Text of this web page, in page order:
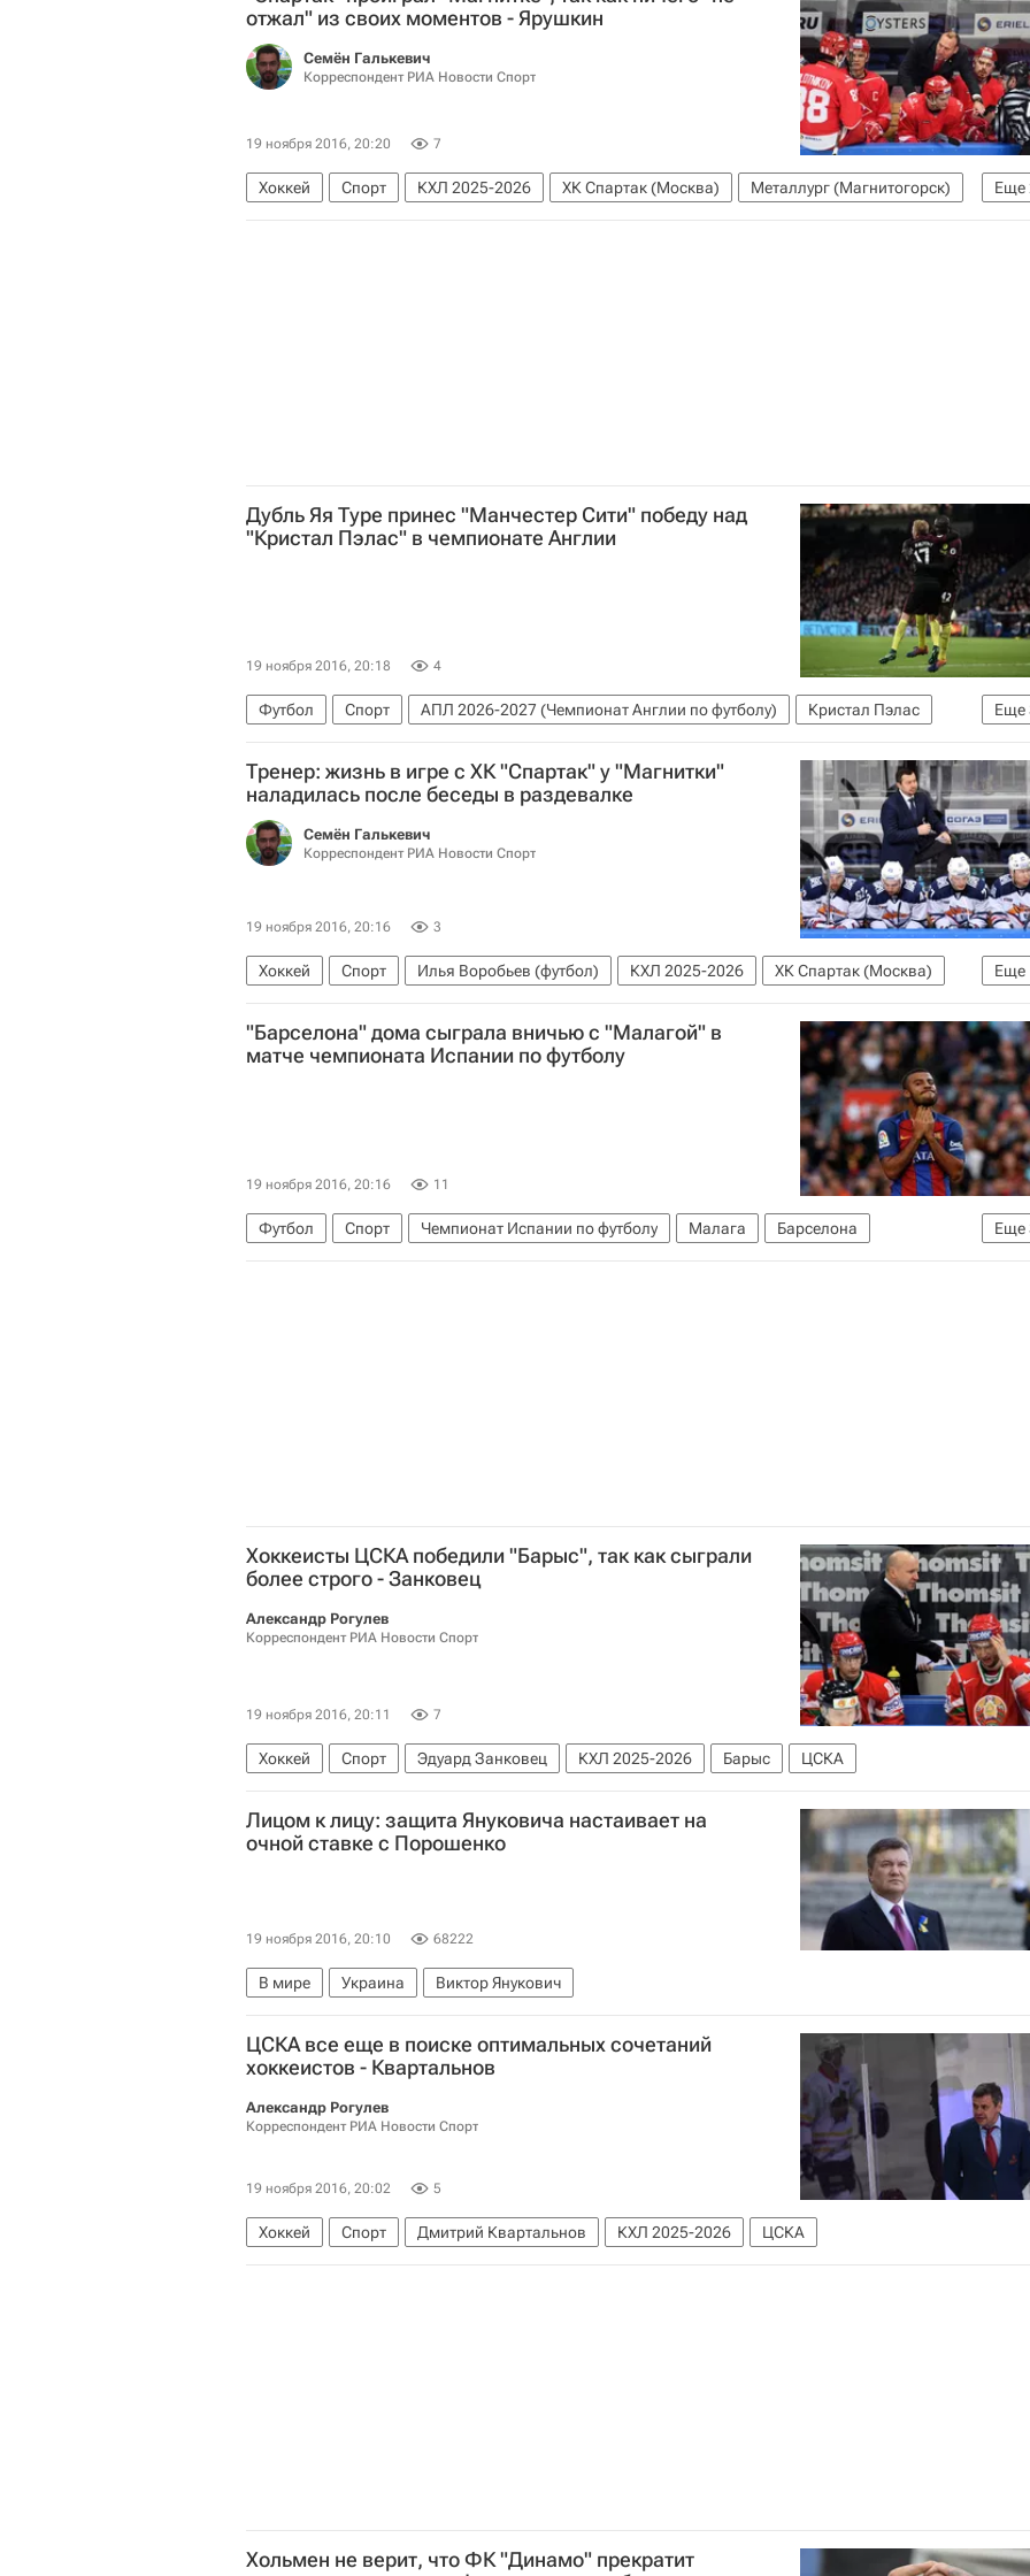
отжал" из своих моментов - Ярушкин
Семён Галькевич
Корреспондент РИА Новости Спорт
19 ноября 2016, 20:20 7
Еще
Хоккей Спорт КХЛ 2025-2026 ХК Спартак (Москва)
Металлург (Магнитогорск)
Вадим Бердников
Константин Глазачев
Дубль Яя Туре принес "Манчестер Сити" победу над
"Кристал Пэлас" в чемпионате Англии
19 ноября 2016, 20:18 4
Еще
Футбол Спорт АПЛ 2026-2027 (Чемпионат Англии по футболу)
Кристал Пэлас
Манчестер Сити
Коннор Уикхэм Яя Туре
Тренер: жизнь в игре с ХК "Спартак" у "Магнитки"
наладилась после беседы в раздевалке
Семён Галькевич
Корреспондент РИА Новости Спорт
19 ноября 2016, 20:16 3
Еще
Хоккей Спорт Илья Воробьев (футбол) КХЛ 2025-2026
ХК Спартак (Москва)
Металлург (Магнитогорск)
"Барселона" дома сыграла вничью с "Малагой" в
матче чемпионата Испании по футболу
19 ноября 2016, 20:16 11
Еще
Футбол Спорт Чемпионат Испании по футболу Малага
Барселона
Реал Мадрид
Диего Льоренте Лионель Месси
Хоккеисты ЦСКА победили "Барыс", так как сыграли
более строго - Занковец
Александр Рогулев
Корреспондент РИА Новости Спорт
19 ноября 2016, 20:11 7
Хоккей Спорт Эдуард Занковец КХЛ 2025-2026 Барыс ЦСКА
Лицом к лицу: защита Януковича настаивает на
очной ставке с Порошенко
19 ноября 2016, 20:10 68222
В мире Украина Виктор Янукович
ЦСКА все еще в поиске оптимальных сочетаний
хоккеистов - Квартальнов
Александр Рогулев
Корреспондент РИА Новости Спорт
19 ноября 2016, 20:02 5
Хоккей Спорт Дмитрий Квартальнов КХЛ 2025-2026 ЦСКА
Хольмен не верит, что ФК "Динамо" прекратит